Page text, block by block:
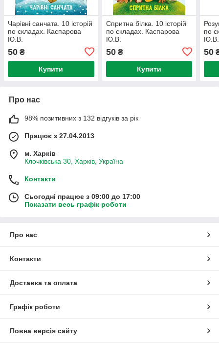
Чарівні санчата. 10 історій
по складах. Каспарова
Ю.В.
50 ₴
Купити
Спритна білка. 10 історій
по складах. Каспарова
Ю.В.
50₴
Купити
по
Ю.В.
50
Про нас
98% позитивних з 132 відгуків за рік
Працює з 27.04.2013
м. Харків
Клочківська 30, Харків, Україна
Контакти
Сьогодні працює з 09:00 до 17:00
Показати весь графік роботи
Про нас
Контакти
Доставка та оплата
Графік роботи
Повна версія сайту